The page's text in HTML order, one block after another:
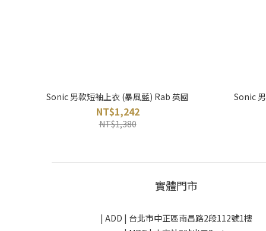
Sonic 男款短袖上衣 (暴風藍) Rab 英國
NT$1,242
NT$1,380
Sonic
實體門市
| ADD | 台北市中正區南昌路2段112號1樓